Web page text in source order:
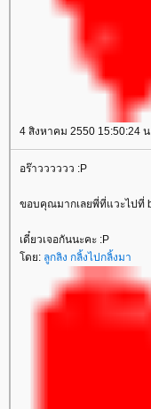
4 สิงหาคม 2550 15:50:24
อร๊าวววววว :P
ขอบคุณมากเลยพี่ที่แวะไปที่
เดี๋ยวเจอกันนะคะ :P
ดย: ลูกลิง กลิ้งไปกลิ้งมา